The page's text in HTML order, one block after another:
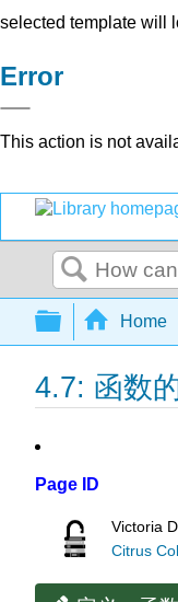
selected template will
Error
This action is not
Search
Home
4.7: 函数
Page ID
Victoria
Citrus